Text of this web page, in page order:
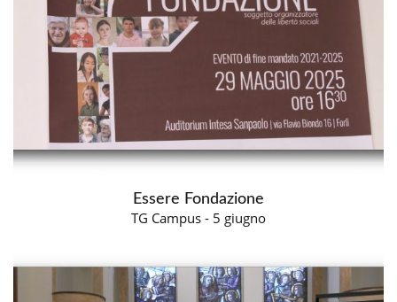
Essere Fondazione
TG Campus - 5 giugno